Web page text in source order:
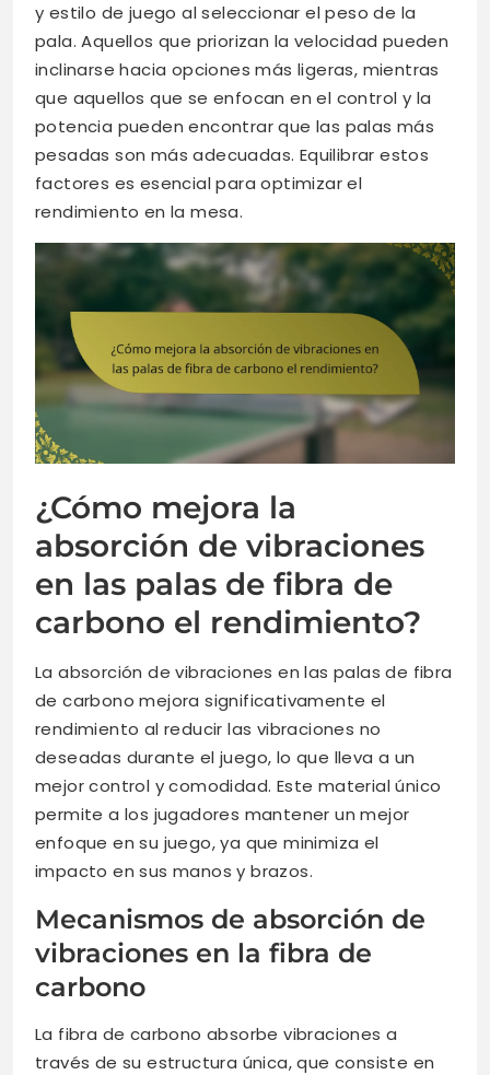
y estilo de juego al seleccionar el peso de la
pala. Aquellos que priorizan la velocidad pueden
inclinarse hacia opciones más ligeras, mientras
que aquellos que se enfocan en el control y la
potencia pueden encontrar que las palas más
pesadas son más adecuadas. Equilibrar estos
factores es esencial para optimizar el
rendimiento en la mesa.
¿Cómo mejora la
absorción de vibraciones
en las palas de fibra de
carbono el rendimiento?
La absorción de vibraciones en las palas de fibra
de carbono mejora significativamente el
rendimiento al reducir las vibraciones no
deseadas durante el juego, lo que lleva a un
mejor control y comodidad. Este material único
permite a los jugadores mantener un mejor
enfoque en su juego, ya que minimiza el
impacto en sus manos y brazos.
Mecanismos de absorción de
vibraciones en la fibra de
carbono
La fibra de carbono absorbe vibraciones a
través de su estructura única, que consiste en